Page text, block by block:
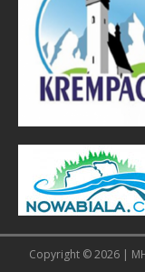
Copyright © 2026 |